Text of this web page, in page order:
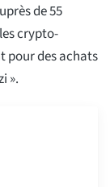
de 55
crypto-
pour des achats
».